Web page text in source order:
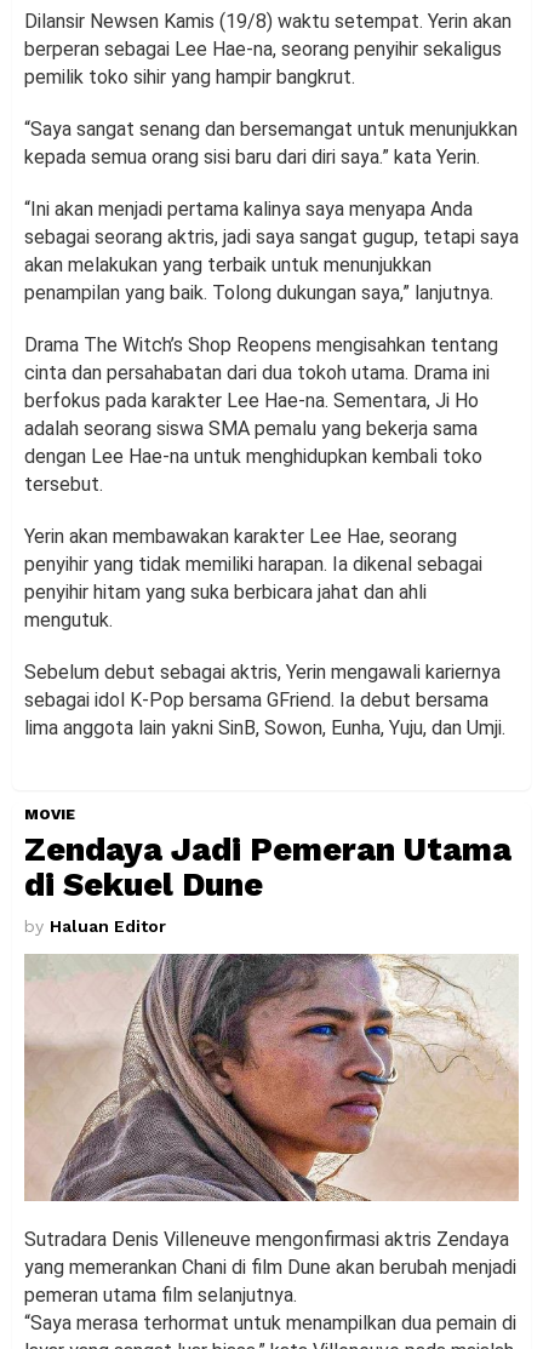
Dilansir Newsen Kamis (19/8) waktu setempat. Yerin akan
berperan sebagai Lee Hae-na, seorang penyihir sekaligus
pemilik toko sihir yang hampir bangkrut.
“Saya sangat senang dan bersemangat untuk menunjukkan
kepada semua orang sisi baru dari diri saya.” kata Yerin.
“Ini akan menjadi pertama kalinya saya menyapa Anda
sebagai seorang aktris, jadi saya sangat gugup, tetapi saya
akan melakukan yang terbaik untuk menunjukkan
penampilan yang baik. Tolong dukungan saya,” lanjutnya.
Drama The Witch’s Shop Reopens mengisahkan tentang
cinta dan persahabatan dari dua tokoh utama. Drama ini
berfokus pada karakter Lee Hae-na. Sementara, Ji Ho
adalah seorang siswa SMA pemalu yang bekerja sama
dengan Lee Hae-na untuk menghidupkan kembali toko
tersebut.
Yerin akan membawakan karakter Lee Hae, seorang
penyihir yang tidak memiliki harapan. Ia dikenal sebagai
penyihir hitam yang suka berbicara jahat dan ahli
mengutuk.
Sebelum debut sebagai aktris, Yerin mengawali kariernya
sebagai idol K-Pop bersama GFriend. Ia debut bersama
lima anggota lain yakni SinB, Sowon, Eunha, Yuju, dan Umji.
MOVIE
Zendaya Jadi Pemeran Utama
di Sekuel Dune
by Haluan Editor
Sutradara Denis Villeneuve mengonfirmasi aktris Zendaya
yang memerankan Chani di film Dune akan berubah menjadi
pemeran utama film selanjutnya.
“Saya merasa terhormat untuk menampilkan dua pemain di